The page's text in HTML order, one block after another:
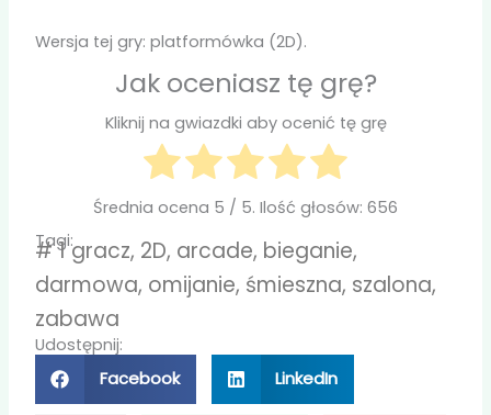
Wersja tej gry: platformówka (2D).
Jak oceniasz tę grę?
Kliknij na gwiazdki aby ocenić tę grę
Średnia ocena 5 / 5. Ilość głosów: 656
Tagi:
#1 gracz, 2D, arcade, bieganie,
darmowa, omijanie, śmieszna, szalona,
zabawa
Udostępnij:
Facebook LinkedIn